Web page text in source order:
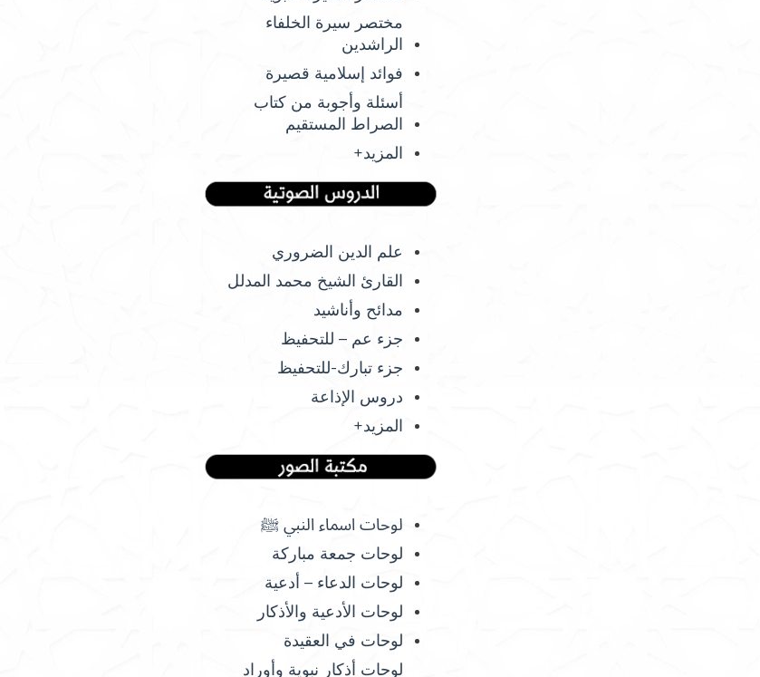
مختصر سيرة الخلفاء
الراشدين
فوائد إسلامية قصيرة
أسئلة وأجوبة من كتاب
الصراط المستقيم
المزيد+
علم الدين الضروري
القارئ الشيخ محمد المدلل
مدائح وأناشيد
جزء عم – للتحفيظ
جزء تبارك-للتحفيظ
دروس الإذاعة
المزيد+
لوحات اسماء النبي ﷺ
لوحات جمعة مباركة
لوحات الدعاء – أدعية
لوحات الأدعية والأذكار
لوحات في العقيدة
لوحات أذكار نبوية وأوراد